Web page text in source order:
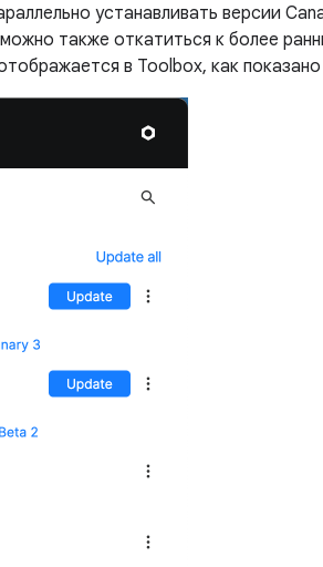
устанавливать версии
также откатиться к более
в Toolbox, как показано